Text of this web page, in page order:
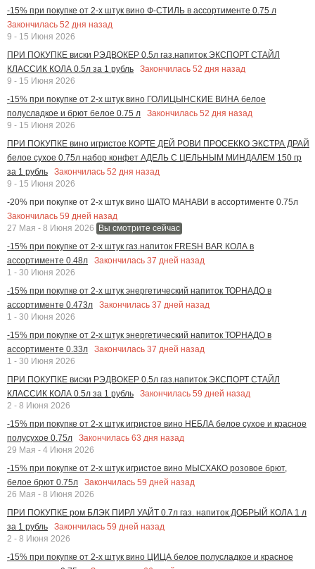
-15% при покупке от 2-х штук вино Ф-СТИЛЬ в ассортименте 0.75 л
Закончилась 52 дня назад
9 - 15 Июня 2026
ПРИ ПОКУПКЕ виски РЭДВОКЕР 0.5л газ.напиток ЭКСПОРТ СТАЙЛ
КЛАССИК КОЛА 0.5л за 1 рубль
Закончилась 52 дня назад
9 - 15 Июня 2026
-15% при покупке от 2-х штук вино ГОЛИЦЫНСКИЕ ВИНА белое
полусладкое и брют белое 0.75 л
Закончилась 52 дня назад
9 - 15 Июня 2026
ПРИ ПОКУПКЕ вино игристое КОРТЕ ДЕЙ РОВИ ПРОСЕККО ЭКСТРА ДРАЙ
белое сухое 0.75л набор конфет АДЕЛЬ С ЦЕЛЬНЫМ МИНДАЛЕМ 150 гр
за 1 рубль
Закончилась 52 дня назад
9 - 15 Июня 2026
-20% при покупке от 2-х штук вино ШАТО МАНАВИ в ассортименте 0.75л
Закончилась 59 дней назад
27 Мая - 8 Июня 2026
Вы смотрите сейчас
-15% при покупке от 2-х штук газ.напиток FRESH BAR КОЛА в
ассортименте 0.48л
Закончилась 37 дней назад
1 - 30 Июня 2026
-15% при покупке от 2-х штук энергетический напиток ТОРНАДО в
ассортименте 0.473л
Закончилась 37 дней назад
1 - 30 Июня 2026
-15% при покупке от 2-х штук энергетический напиток ТОРНАДО в
ассортименте 0.33л
Закончилась 37 дней назад
1 - 30 Июня 2026
ПРИ ПОКУПКЕ виски РЭДВОКЕР 0.5л газ.напиток ЭКСПОРТ СТАЙЛ
КЛАССИК КОЛА 0.5л за 1 рубль
Закончилась 59 дней назад
2 - 8 Июня 2026
-15% при покупке от 2-х штук игристое вино НЕБЛА белое сухое и красное
полусухое 0.75л
Закончилась 63 дня назад
29 Мая - 4 Июня 2026
-15% при покупке от 2-х штук игристое вино МЫСХАКО розовое брют,
белое брют 0.75л
Закончилась 59 дней назад
26 Мая - 8 Июня 2026
ПРИ ПОКУПКЕ ром БЛЭК ПИРЛ УАЙТ 0.7л газ. напиток ДОБРЫЙ КОЛА 1 л
за 1 рубль
Закончилась 59 дней назад
2 - 8 Июня 2026
-15% при покупке от 2-х штук вино ЦИЦА белое полусладкое и красное